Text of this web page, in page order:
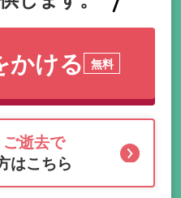
かける 無料
逝去で
はこちら